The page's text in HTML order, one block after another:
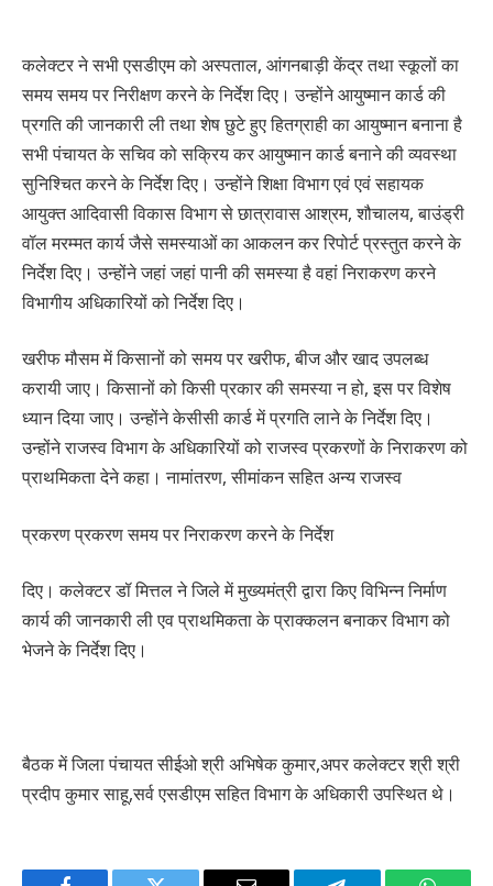
कलेक्टर ने सभी एसडीएम को अस्पताल, आंगनबाड़ी केंद्र तथा स्कूलों का
समय समय पर निरीक्षण करने के निर्देश दिए। उन्होंने आयुष्मान कार्ड की
प्रगति की जानकारी ली तथा शेष छुटे हुए हितग्राही का आयुष्मान बनाना है
सभी पंचायत के सचिव को सक्रिय कर आयुष्मान कार्ड बनाने की व्यवस्था
सुनिश्चित करने के निर्देश दिए। उन्होंने शिक्षा विभाग एवं एवं सहायक
आयुक्त आदिवासी विकास विभाग से छात्रावास आश्रम, शौचालय, बाउंड्री
वॉल मरम्मत कार्य जैसे समस्याओं का आकलन कर रिपोर्ट प्रस्तुत करने के
निर्देश दिए। उन्होंने जहां जहां पानी की समस्या है वहां निराकरण करने
विभागीय अधिकारियों को निर्देश दिए।
खरीफ मौसम में किसानों को समय पर खरीफ, बीज और खाद उपलब्ध
करायी जाए। किसानों को किसी प्रकार की समस्या न हो, इस पर विशेष
ध्यान दिया जाए। उन्होंने केसीसी कार्ड में प्रगति लाने के निर्देश दिए।
उन्होंने राजस्व विभाग के अधिकारियों को राजस्व प्रकरणों के निराकरण को
प्राथमिकता देने कहा। नामांतरण, सीमांकन सहित अन्य राजस्व
प्रकरण प्रकरण समय पर निराकरण करने के निर्देश
दिए। कलेक्टर डॉ मित्तल ने जिले में मुख्यमंत्री द्वारा किए विभिन्न निर्माण
कार्य की जानकारी ली एव प्राथमिकता के प्राक्कलन बनाकर विभाग को
भेजने के निर्देश दिए।
बैठक में जिला पंचायत सीईओ श्री अभिषेक कुमार,अपर कलेक्टर श्री श्री
प्रदीप कुमार साहू,सर्व एसडीएम सहित विभाग के अधिकारी उपस्थित थे।